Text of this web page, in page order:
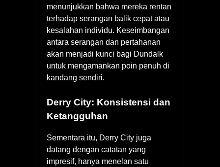
menunjukkan bahwa mereka rentan
terhadap serangan balik cepat atau
kesalahan individu. Keseimbangan
antara serangan dan pertahanan
akan menjadi kunci bagi Dundalk
untuk mengamankan poin penuh di
kandang sendiri.
Derry City: Konsistensi dan
Ketangguhan
Sementara itu, Derry City juga
datang dengan catatan yang
impresif, hanya menelan satu